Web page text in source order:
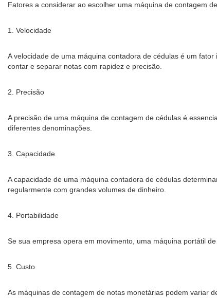
Fatores a considerar ao escolher uma máquina de contagem
1. Velocidade
A velocidade de uma máquina contadora de cédulas é um
contar e separar notas com rapidez e precisão.
2. Precisão
A precisão de uma máquina de contagem de cédulas é
diferentes denominações.
3. Capacidade
A capacidade de uma máquina contadora de cédulas
regularmente com grandes volumes de dinheiro.
4. Portabilidade
Se sua empresa opera em movimento, uma máquina portátil
5. Custo
As máquinas de contagem de notas monetárias podem variar